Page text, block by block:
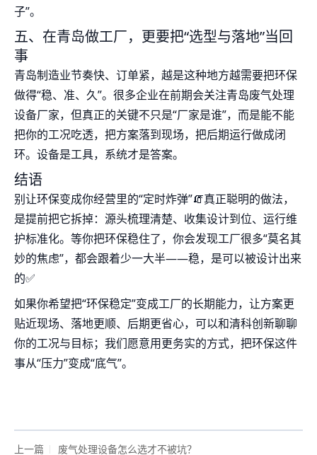
子”。
五、在青岛做工厂，更要把“选型与落地”当回
事
青岛制造业节奏快、订单紧，越是这种地方越需要把环保
做得“稳、准、久”。很多企业在前期会关注青岛废气处理
设备厂家，但真正的关键不只是“厂家是谁”，而是能不能
把你的工况吃透，把方案落到现场，把后期运行做成闭
环。设备是工具，系统才是答案。
结语
别让环保变成你经营里的“定时炸弹”🧯真正聪明的做法，
是提前把它拆掉：源头梳理清楚、收集设计到位、运行维
护标准化。等你把环保稳住了，你会发现工厂很多“莫名其
妙的焦虑”，都会跟着少一大半——稳，是可以被设计出来
的✅
如果你希望把“环保稳定”变成工厂的长期能力，让方案更
贴近现场、落地更顺、后期更省心，可以和清科创新聊聊
你的工况与目标；我们愿意用更务实的方式，把环保这件
事从“压力”变成“底气”。
上一篇
废气处理设备怎么选才不被坑？